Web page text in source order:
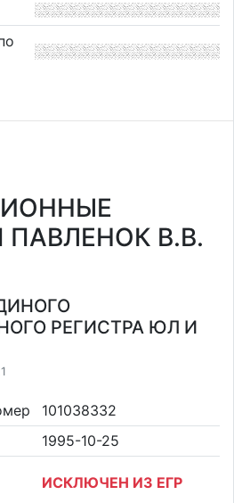
В.В.
РЕГИСТРА ЮЛ И
101038332
1995-10-25
ИСКЛЮЧЕН ИЗ ЕГР